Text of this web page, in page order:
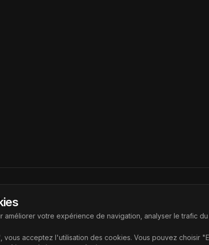
les dernières technologies
Accueil
Catégories
améliorer votre expérience de navigation, analyser le trafic
vous acceptez l'utilisation des cookies. Vous pouvez choisir